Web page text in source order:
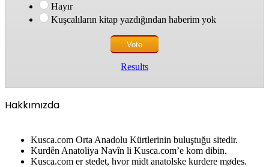
Hayır
Kuşcalıların kitap yazdığından haberim yok
Results
Hakkımızda
Kusca.com Orta Anadolu Kürtlerinin buluştuğu sitedir.
Kurdên Anatoliya Navîn li Kusca.com’e kom dibin.
Kusca.com er stedet, hvor midt anatolske kurdere mødes.